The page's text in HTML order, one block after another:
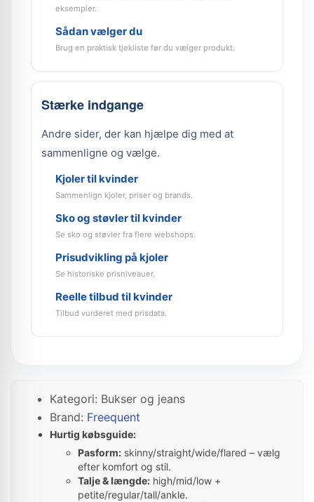
eksempler.
Sådan vælger du
Brug en praktisk tjekliste før du vælger produkt.
Stærke indgange
Andre sider, der kan hjælpe dig med at
sammenligne og vælge.
Kjoler til kvinder
Sammenlign kjoler, priser og brands.
Sko og støvler til kvinder
Se sko og støvler fra flere webshops.
Prisudvikling på kjoler
Se historiske prisniveauer.
Reelle tilbud til kvinder
Tilbud vurderet med prisdata.
Kategori: Bukser og jeans
Brand: Freequent
Hurtig købsguide:
Pasform: skinny/straight/wide/flared – vælg
efter komfort og stil.
Talje & længde: high/mid/low +
petite/regular/tall/ankle.